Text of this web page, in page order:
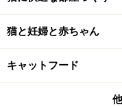
成熟したオス猫には
けての筋肉が発達
もいますが、これ
猫と妊婦と赤ちゃん
キャットフード